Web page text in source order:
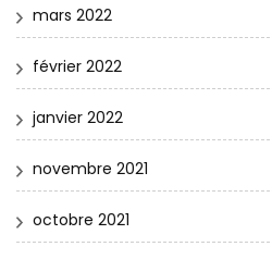
mars 2022
février 2022
janvier 2022
novembre 2021
octobre 2021